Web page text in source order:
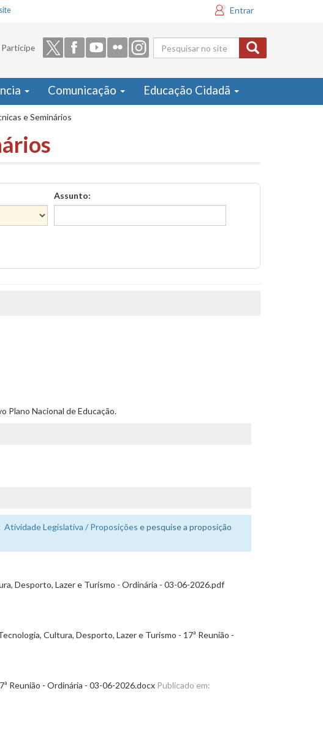
Entrar
Formulário
de busca
Participe
Comunicação Educação Cidadã
e Seminários
Assunto:
Plano Nacional de Educação.
Atividade Legislativa / Proposições e pesquise a proposição
Desporto, Lazer e Turismo - Ordinária - 03-06-2026.pdf
Cultura, Desporto, Lazer e Turismo - 17ª Reunião -
Reunião - Ordinária - 03-06-2026.docx Publicado em: